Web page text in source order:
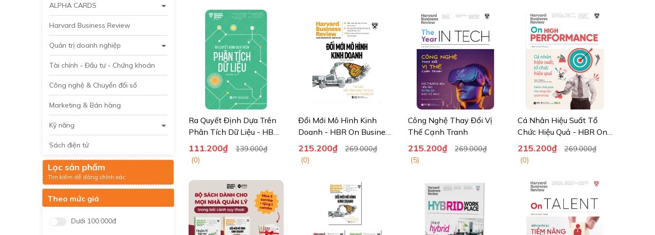
ALPHA CARDS
Harvard Business Review
Quản trị doanh nghiệp
Tài chính - Đầu tư - Chứng khoán
Công nghệ & Chuyển đổi số
Marketing & Bán hàng
Kỹ năng
Sách điện tử
Lọc sản phẩm
Tìm kiếm dễ dàng chính xác
Theo mức giá
Dưới 100.000đ
Ra Quyết Định Dựa Trên
Phân Tích Dữ Liệu - HBR
(Pre-order)
111.200₫
139.000₫
(0)
Đổi Mới Mô Hình Kinh
Doanh - HBR On Business
Model Innovation
215.200₫
269.000₫
(0)
Công Nghệ Thay Đổi Vị
Thế Cạnh Tranh
215.200₫
269.000₫
(5)
Cá Nhân Hiệu Suất Tổ
Chức Hiệu Quả - HBR On
High Performance
215.200₫
269.000₫
(0)